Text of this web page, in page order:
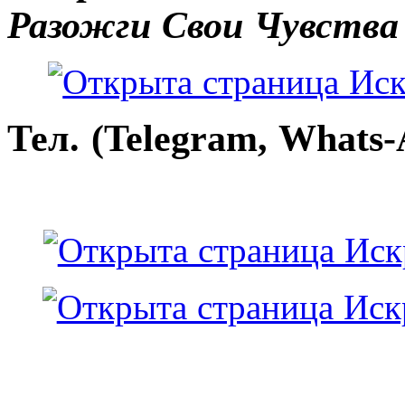
Разожги Свои Чувства
Тел. (Telegram,